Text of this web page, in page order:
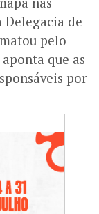
Delegacia de
pelo
que as
por